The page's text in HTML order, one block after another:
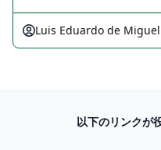
Luis Eduardo de Miguel
以下のリンクが